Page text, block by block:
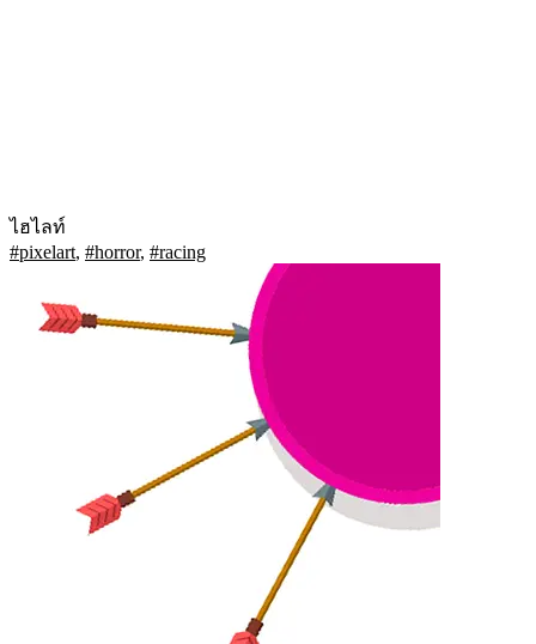
ไฮไลท์
#pixelart, #horror, #racing